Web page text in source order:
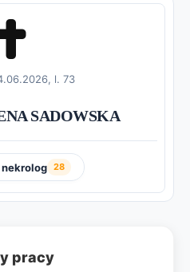
l. 73
SADOWSKA
28
pracy